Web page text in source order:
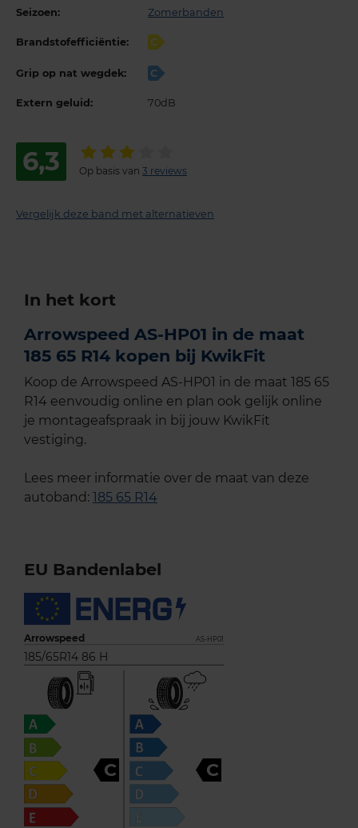
Seizoen: Zomerbanden
Brandstofefficiëntie: C
Grip op nat wegdek: C
Extern geluid: 70dB
6,3 Op basis van 3 reviews
Vergelijk deze band met alternatieven
In het kort
Arrowspeed AS-HP01 in de maat
185 65 R14 kopen bij KwikFit
Koop de Arrowspeed AS-HP01 in de maat 185 65
R14 eenvoudig online en plan ook gelijk online
je montageafspraak in bij jouw KwikFit
vestiging.
Lees meer informatie over de maat van deze
autoband: 185 65 R14
EU Bandenlabel
Arrowspeed AS-HP01
185/65R14 86 H
C C